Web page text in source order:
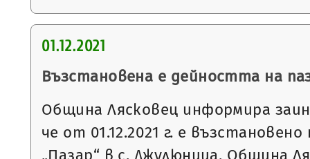
01.12.2021
Възстановена е дейността на
Община Лясковец информира
че от 01.12.2021 г. е
„Пазар“ в с. Джулюница, Община